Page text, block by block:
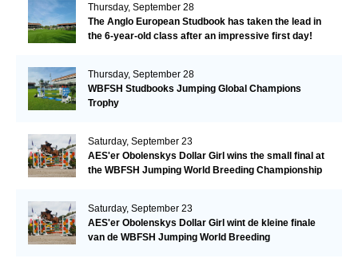
Thursday, September 28
The Anglo European Studbook has taken the lead in
the 6-year-old class after an impressive first day!​
Thursday, September 28
WBFSH Studbooks Jumping Global Champions
Trophy
Saturday, September 23
AES'er Obolenskys Dollar Girl wins the small final at
the WBFSH Jumping World Breeding Championship
Saturday, September 23
AES'er Obolenskys Dollar Girl wint de kleine finale
van de WBFSH Jumping World Breeding